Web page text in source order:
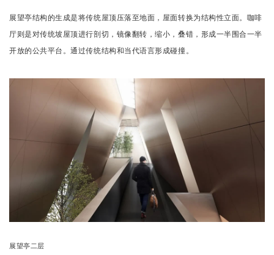
展望亭结构的生成是将传统屋顶压落至地面，屋面转换为结构性立面。 咖啡
厅则是对传统坡屋顶进行剖切，镜像翻转，缩小，叠错，形成一半围合一半
开放的公共平台。通过传统结构和当代语言形成碰撞。
展望亭二层